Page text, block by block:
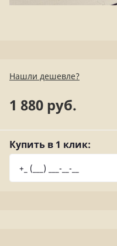
Нашли дешевле?
1 880 руб.
Купить в 1 клик: